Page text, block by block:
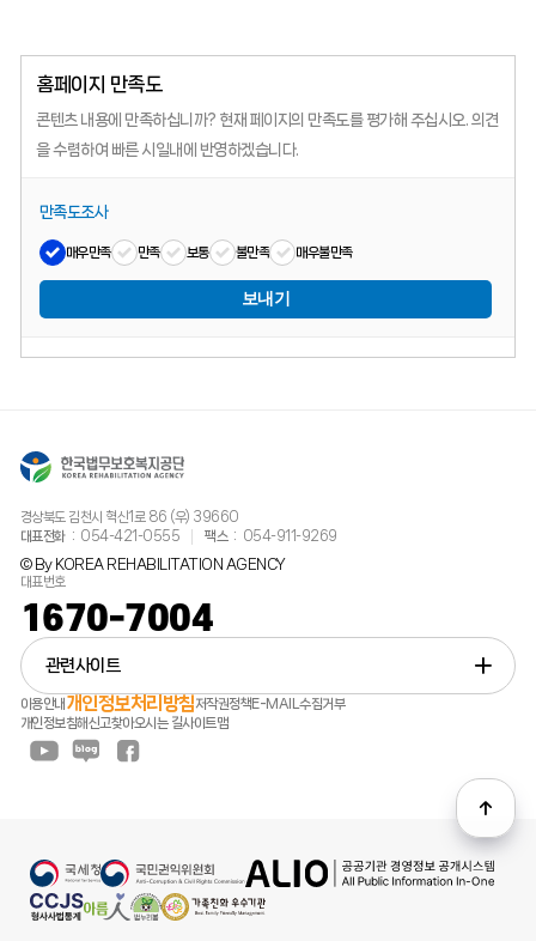
홈페이지 만족도
콘텐츠 내용에 만족하십니까? 현재 페이지의 만족도를 평가해 주십시오. 의견
을 수렴하여 빠른 시일내에 반영하겠습니다.
만족도조사
매우만족 만족 보통 불만족 매우불만족
보내기
이용안내 개인정보처리방침저작권정책E-MAIL수집거부
개인정보침해신고찾아오시는 길사이트맵
경상북도 김천시 혁신1로 86 (우) 39660
대표전화
054-421-0555 팩스 054-911-9269
© By KOREA REHABILITATION AGENCY
대표번호
1670-7004
관련사이트